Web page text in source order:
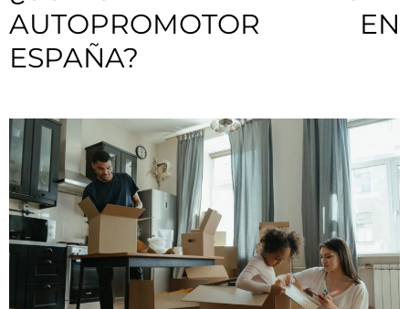
AUTOPROMOTOR EN
ESPAÑA?